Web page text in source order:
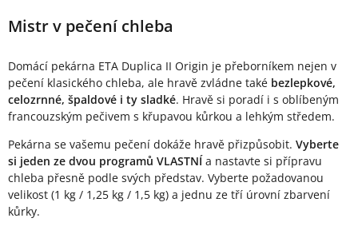
Mistr v pečení chleba
Domácí pekárna ETA Duplica II Origin je přeborníkem nejen v
pečení klasického chleba, ale hravě zvládne také bezlepkové,
celozrnné, špaldové i ty sladké. Hravě si poradí i s oblíbeným
francouzským pečivem s křupavou kůrkou a lehkým středem.
Pekárna se vašemu pečení dokáže hravě přizpůsobit. Vyberte
si jeden ze dvou programů VLASTNÍa nastavte si přípravu
chleba přesně podle svých představ. Vyberte požadovanou
velikost (1 kg / 1,25 kg / 1,5 kg) a jednu ze tří úrovní zbarvení
kůrky.